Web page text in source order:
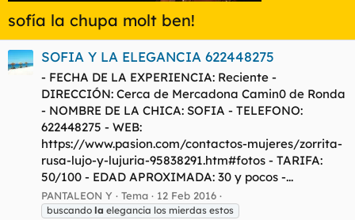
sofía la chupa molt ben!
SOFIA Y LA ELEGANCIA 622448275
- FECHA DE LA EXPERIENCIA: Reciente -
DIRECCIÓN: Cerca de Mercadona Camin0 de Ronda
- NOMBRE DE LA CHICA: SOFIA - TELEFONO:
622448275 - WEB:
https://www.pasion.com/contactos-mujeres/zorrita-
rusa-lujo-y-lujuria-95838291.htm#fotos - TARIFA:
50/100 - EDAD APROXIMADA: 30 y pocos -...
PANTALEON Y Tema 12 Feb 2016
buscando la elegancia los mierdas estos